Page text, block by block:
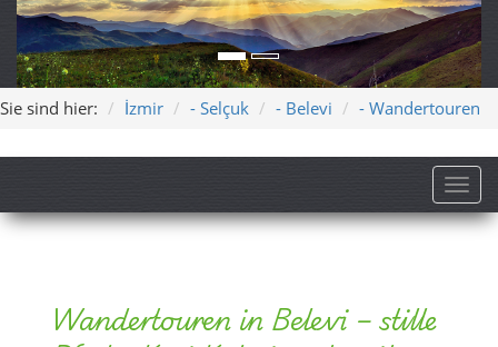
Sie sind hier: İzmir - Selçuk - Belevi - Wandertouren
Wandertouren in Belevi – stille